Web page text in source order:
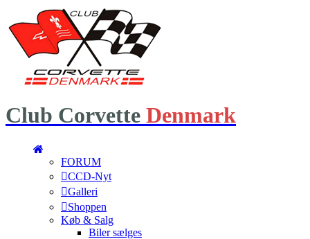
Club Corvette Denmark
FORUM
CCD-Nyt
Galleri
Shoppen
Køb & Salg
Biler sælges